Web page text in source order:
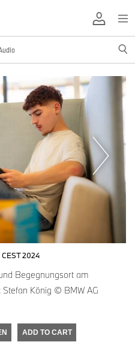
2024
Begegnungsort am
Stefan König © BMW AG
ADD TO CART